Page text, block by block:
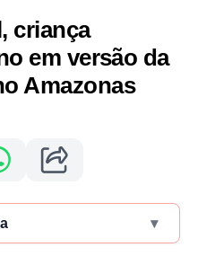
criança
em versão da
Amazonas
▾